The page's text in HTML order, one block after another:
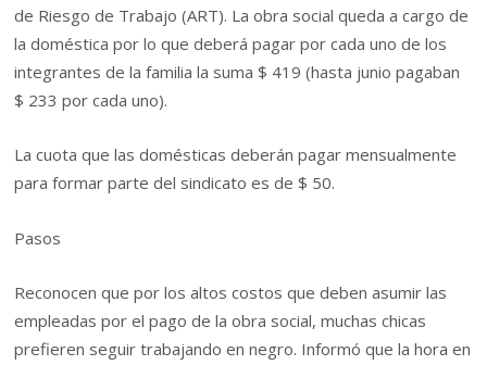
de Riesgo de Trabajo (ART). La obra social queda a cargo de
la doméstica por lo que deberá pagar por cada uno de los
integrantes de la familia la suma $ 419 (hasta junio pagaban
$ 233 por cada uno).
La cuota que las domésticas deberán pagar mensualmente
para formar parte del sindicato es de $ 50.
Pasos
Reconocen que por los altos costos que deben asumir las
empleadas por el pago de la obra social, muchas chicas
prefieren seguir trabajando en negro. Informó que la hora en